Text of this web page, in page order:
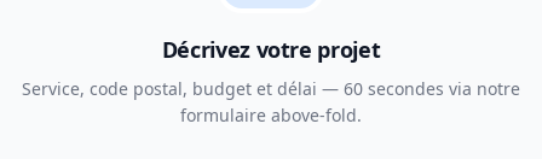
Décrivez votre projet
Service, code postal, budget et délai — 60 secondes via notre
formulaire above-fold.